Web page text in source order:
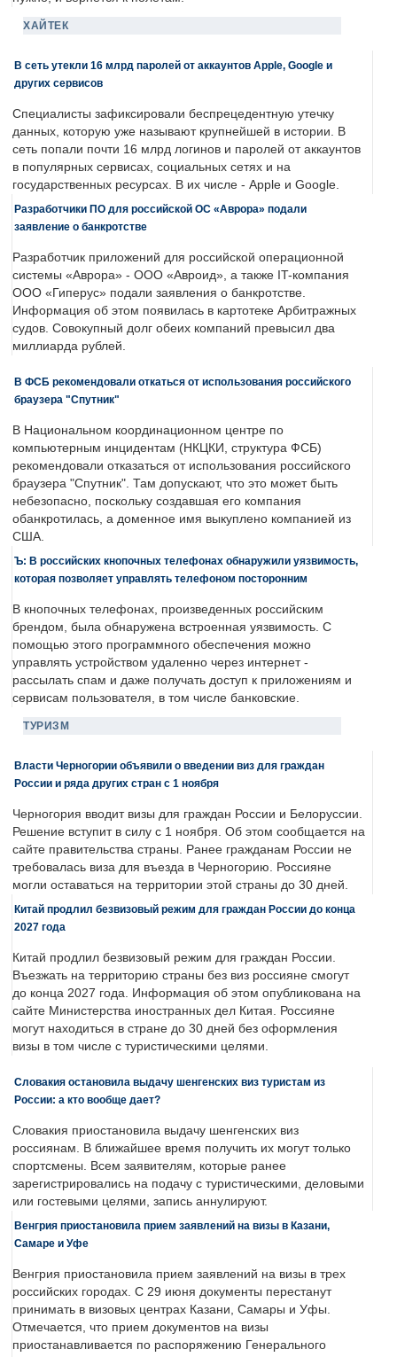
ХАЙТЕК
В сеть утекли 16 млрд паролей от аккаунтов Apple, Google и
других сервисов
Специалисты зафиксировали беспрецедентную утечку
данных, которую уже называют крупнейшей в истории. В
сеть попали почти 16 млрд логинов и паролей от аккаунтов
в популярных сервисах, социальных сетях и на
государственных ресурсах. В их числе - Apple и Google.
Разработчики ПО для российской ОС «Аврора» подали
заявление о банкротстве
Разработчик приложений для российской операционной
системы «Аврора» - ООО «Авроид», а также IT-компания
ООО «Гиперус» подали заявления о банкротстве.
Информация об этом появилась в картотеке Арбитражных
судов. Совокупный долг обеих компаний превысил два
миллиарда рублей.
В ФСБ рекомендовали откаться от использования российского
браузера "Спутник"
В Национальном координационном центре по
компьютерным инцидентам (НКЦКИ, структура ФСБ)
рекомендовали отказаться от использования российского
браузера "Спутник". Там допускают, что это может быть
небезопасно, поскольку создавшая его компания
обанкротилась, а доменное имя выкуплено компанией из
США.
Ъ: В российских кнопочных телефонах обнаружили уязвимость,
которая позволяет управлять телефоном посторонним
В кнопочных телефонах, произведенных российским
брендом, была обнаружена встроенная уязвимость. С
помощью этого программного обеспечения можно
управлять устройством удаленно через интернет -
рассылать спам и даже получать доступ к приложениям и
сервисам пользователя, в том числе банковские.
ТУРИЗМ
Власти Черногории объявили о введении виз для граждан
России и ряда других стран с 1 ноября
Черногория вводит визы для граждан России и Белоруссии.
Решение вступит в силу с 1 ноября. Об этом сообщается на
сайте правительства страны. Ранее гражданам России не
требовалась виза для въезда в Черногорию. Россияне
могли оставаться на территории этой страны до 30 дней.
Китай продлил безвизовый режим для граждан России до конца
2027 года
Китай продлил безвизовый режим для граждан России.
Въезжать на территорию страны без виз россияне смогут
до конца 2027 года. Информация об этом опубликована на
сайте Министерства иностранных дел Китая. Россияне
могут находиться в стране до 30 дней без оформления
визы в том числе с туристическими целями.
Словакия остановила выдачу шенгенских виз туристам из
России: а кто вообще дает?
Словакия приостановила выдачу шенгенских виз
россиянам. В ближайшее время получить их могут только
спортсмены. Всем заявителям, которые ранее
зарегистрировались на подачу с туристическими, деловыми
или гостевыми целями, запись аннулируют.
Венгрия приостановила прием заявлений на визы в Казани,
Самаре и Уфе
Венгрия приостановила прием заявлений на визы в трех
российских городах. С 29 июня документы перестанут
принимать в визовых центрах Казани, Самары и Уфы.
Отмечается, что прием документов на визы
приостанавливается по распоряжению Генерального